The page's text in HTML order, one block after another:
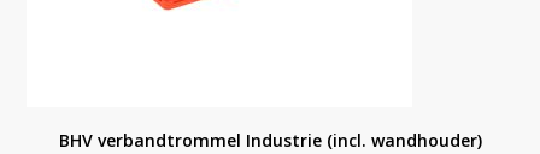
BHV verbandtrommel Industrie (incl. wandhouder)